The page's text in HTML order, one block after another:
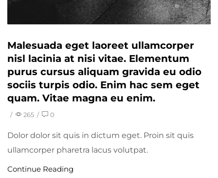
Malesuada eget laoreet ullamcorper
nisl lacinia at nisi vitae. Elementum
purus cursus aliquam gravida eu odio
sociis turpis odio. Enim hac sem eget
quam. Vitae magna eu enim.
/ 265 / 0
Dolor dolor sit quis in dictum eget. Proin sit quis
ullamcorper pharetra lacus volutpat.
Continue Reading